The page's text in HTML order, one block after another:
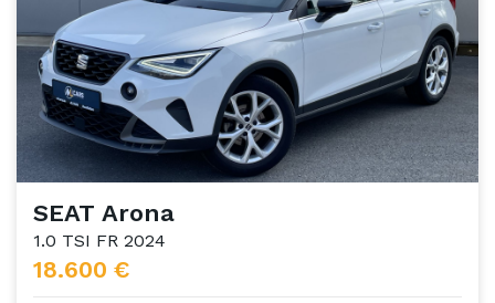
SEAT Arona
1.0 TSI FR 2024
18.600 €